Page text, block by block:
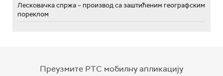
Лесковачка спржа – производ са заштићеним географским
пореклом
Преузмите РТС мобилну апликацију